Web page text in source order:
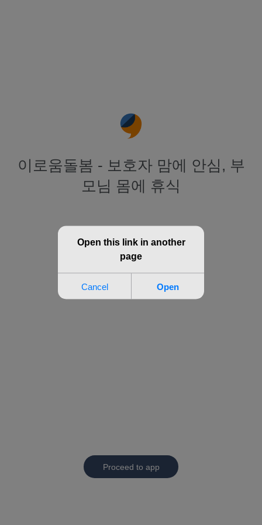
이로움돌봄 - 보호자 맘에 안심, 부
모님 몸에 휴식
Proceed to app